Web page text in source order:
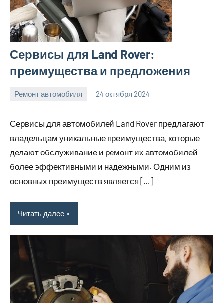
Сервисы для Land Rover:
преимущества и предложения
Ремонт автомобиля 24 октября 2024
Сервисы для автомобилей Land Rover предлагают
владельцам уникальные преимущества, которые
делают обслуживание и ремонт их автомобилей
более эффективными и надежными. Одним из
основных преимуществ является […]
Читать далее